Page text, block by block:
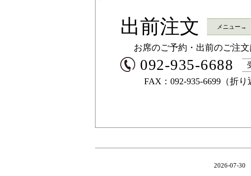
出前注文 メニュー→
お席のご予約・出前のご注
092-935-6688
FAX：092-935-6699（折
2026-07-30